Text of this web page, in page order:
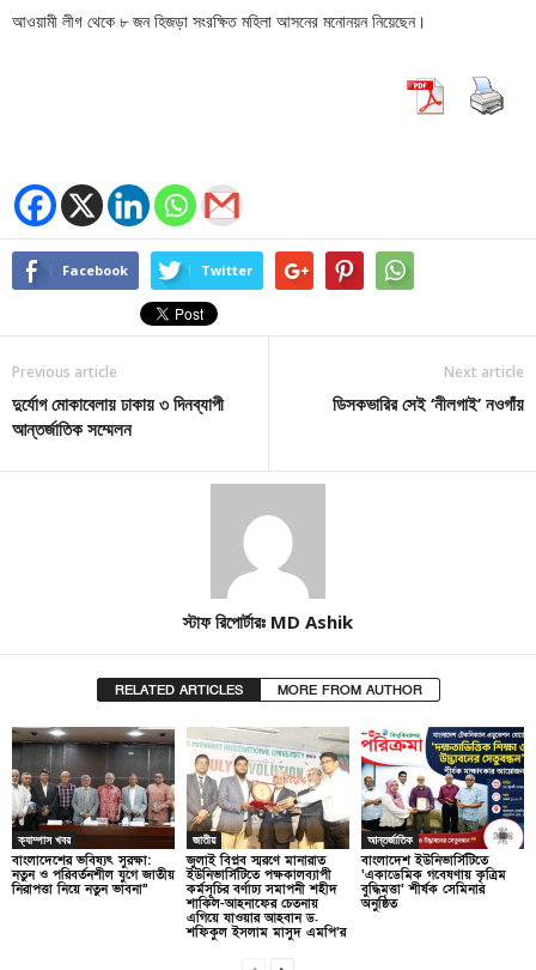
আওয়ামী লীগ থেকে ৮ জন হিজড়া সংরক্ষিত মহিলা আসনের মনোনয়ন নিয়েছেন।
Facebook Twitter
Previous article
দুর্যোগ মোকাবেলায় ঢাকায় ৩ দিনব্যাপী
আন্তর্জাতিক সম্মেলন
Next article
ডিসকভারির সেই ‘নীলগাই’ নওগাঁয়
স্টাফ রিপোর্টারঃ MD Ashik
RELATED ARTICLES MORE FROM AUTHOR
ক্যাম্পাস খবর
বাংলাদেশের ভবিষ্যৎ সুরক্ষা:
নতুন ও পরিবর্তনশীল যুগে জাতীয়
নিরাপত্তা নিয়ে নতুন ভাবনা”
জাতীয়
জুলাই বিপ্লব স্মরণে মানারাত
ইউনিভার্সিটিতে পক্ষকালব্যাপী
কর্মসূচির বর্ণাঢ্য সমাপনী শহীদ
শাকিল-আহনাফের চেতনায়
এগিয়ে যাওয়ার আহবান ড.
শফিকুল ইসলাম মাসুদ এমপি’র
আন্তর্জাতিক
বাংলাদেশ ইউনিভার্সিটিতে
‘একাডেমিক গবেষণায় কৃত্রিম
বুদ্ধিমত্তা’ শীর্ষক সেমিনার
অনুষ্ঠিত